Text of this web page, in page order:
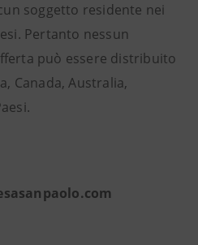
soggetto residente nei
Pertanto nessun
può essere distribuito
Canada, Australia,